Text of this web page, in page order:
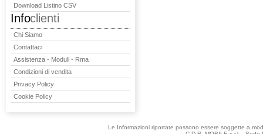
Download Listino CSV
Infoclienti
Chi Siamo
Contattaci
Assistenza - Moduli - Rma
Condizioni di vendita
Privacy Policy
Cookie Policy
Le Informazioni riportate possono essere soggette a